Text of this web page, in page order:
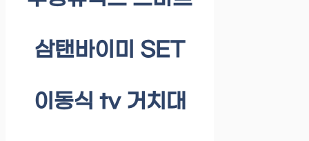
삼탠바이미 SET
이동식 tv 거치대